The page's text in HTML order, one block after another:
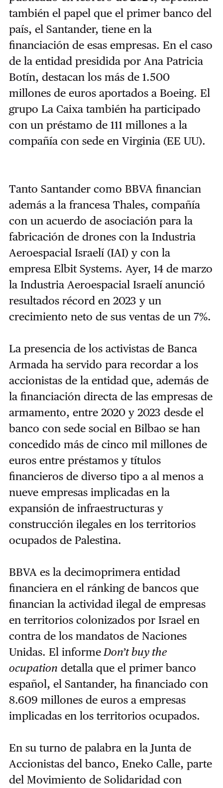
también el papel que el primer banco del
país, el Santander, tiene en la
financiación de esas empresas. En el caso
de la entidad presidida por Ana Patricia
Botín, destacan los más de 1.500
millones de euros aportados a Boeing. El
grupo La Caixa también ha participado
con un préstamo de 111 millones a la
compañía con sede en Virginia (EE UU).
Tanto Santander como BBVA financian
además a la francesa Thales, compañía
con un acuerdo de asociación para la
fabricación de drones con la Industria
Aeroespacial Israelí (IAI) y con la
empresa Elbit Systems. Ayer, 14 de marzo
la Industria Aeroespacial Israelí anunció
resultados récord en 2023 y un
crecimiento neto de sus ventas de un 7%.
La presencia de los activistas de Banca
Armada ha servido para recordar a los
accionistas de la entidad que, además de
la financiación directa de las empresas de
armamento, entre 2020 y 2023 desde el
banco con sede social en Bilbao se han
concedido más de cinco mil millones de
euros entre préstamos y títulos
financieros de diverso tipo a al menos a
nueve empresas implicadas en la
expansión de infraestructuras y
construcción ilegales en los territorios
ocupados de Palestina.
BBVA es la decimoprimera entidad
financiera en el ránking de bancos que
financian la actividad ilegal de empresas
en territorios colonizados por Israel en
contra de los mandatos de Naciones
Unidas. El informeDon’t buy the
ocupation detalla que el primer banco
español, el Santander, ha financiado con
8.609 millones de euros a empresas
implicadas en los territorios ocupados.
En su turno de palabra en la Junta de
Accionistas del banco, Eneko Calle, parte
del Movimiento de Solidaridad con